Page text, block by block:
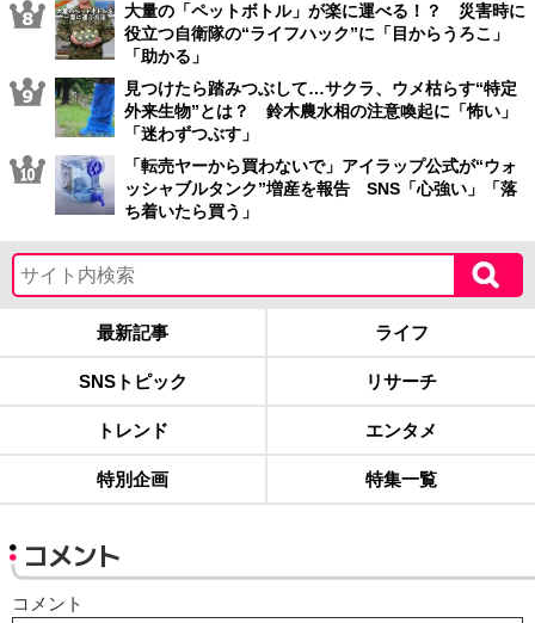
大量の「ペットボトル」が楽に運べる！？ 災害時に
役立つ自衛隊の“ライフハック”に「目からうろこ」
「助かる」
見つけたら踏みつぶして…サクラ、ウメ枯らす“特定
外来生物”とは？ 鈴木農水相の注意喚起に「怖い」
「迷わずつぶす」
「転売ヤーから買わないで」アイラップ公式が“ウォ
ッシャブルタンク”増産を報告 SNS「心強い」「落
ち着いたら買う」
最新記事 ライフ
SNSトピック リサーチ
トレンド エンタメ
特別企画 特集一覧
コメント
コメント